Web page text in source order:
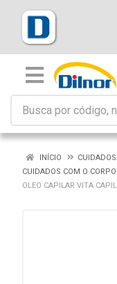
INÍCIO
CUIDADOS COM O CORPO
OLEO CAPILAR VITA